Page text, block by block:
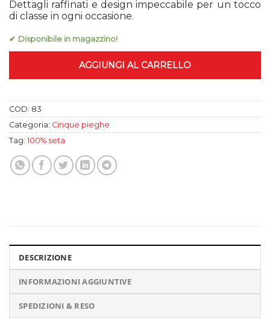
originale
79,99 €.
attuale
Dettagli raffinati e design impeccabile per un tocco
di classe in ogni occasione.
✔ Disponibile in magazzino!
AGGIUNGI AL CARRELLO
COD: 83
Categoria: Cinque pieghe
Tag: 100% seta
DESCRIZIONE
INFORMAZIONI AGGIUNTIVE
SPEDIZIONI & RESO